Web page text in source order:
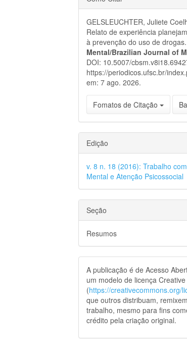
do
artigo
GELSLEUCHTER, Juliete
Relato de experiência
à prevenção do uso de
Mental/Brazilian Journal of
DOI: 10.5007/
https://periodicos.ufsc.br/
em: 7 ago. 2026.
Fomatos de Citação
Edição
v. 8 n. 18 (2016): Trabalho
Mental e Atenção Psicossocial
Seção
Resumos
A publicação é de Acesso
um modelo de licença
(https://creativecommons.org/
que outros distribuam,
trabalho, mesmo para fins
crédito pela criação original.